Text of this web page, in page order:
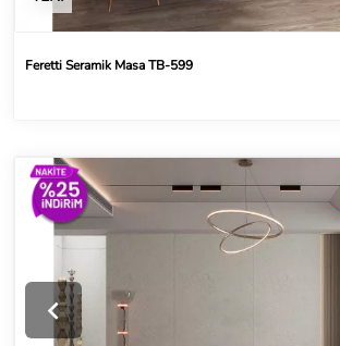
Feretti Seramik Masa TB-599